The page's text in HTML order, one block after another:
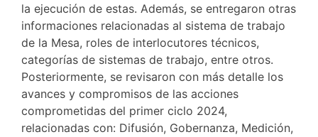
la ejecución de estas. Además, se entregaron otras
informaciones relacionadas al sistema de trabajo
de la Mesa, roles de interlocutores técnicos,
categorías de sistemas de trabajo, entre otros.
Posteriormente, se revisaron con más detalle los
avances y compromisos de las acciones
comprometidas del primer ciclo 2024,
relacionadas con: Difusión, Gobernanza, Medición,